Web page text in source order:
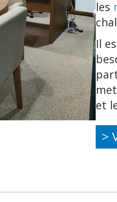
les
Il
et
>